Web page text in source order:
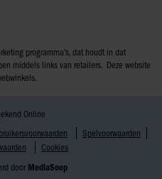
programma’s, dat houdt in dat
middels links van retailers. Deze website
Online
Spelvoorwaarden
Cookies
door MediaSoep